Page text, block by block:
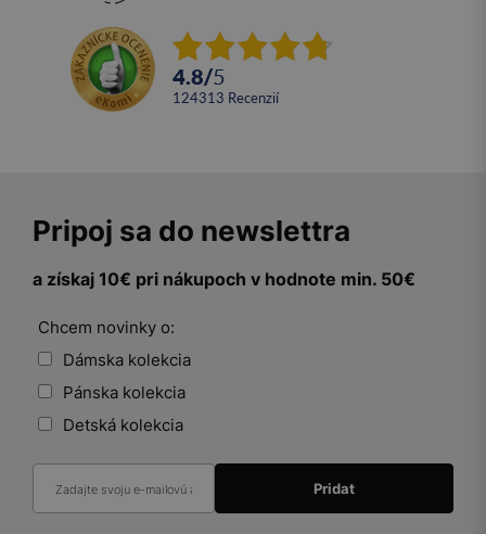
4.8/5
124313 recenzií
Pripoj sa do newslettra
a získaj 10€ pri nákupoch v hodnote min. 50€
Chcem novinky o:
Dámska kolekcia
Pánska kolekcia
Detská kolekcia